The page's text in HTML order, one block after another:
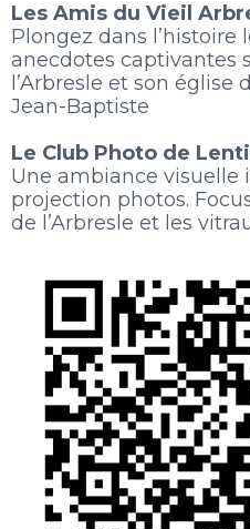
Les Amis du Vieil
Plongez dans l’histoire
anecdotes captivantes
l’Arbresle et son
Jean-Baptiste
Le Club Photo de
Une ambiance visuelle
projection photos.
de l’Arbresle et les